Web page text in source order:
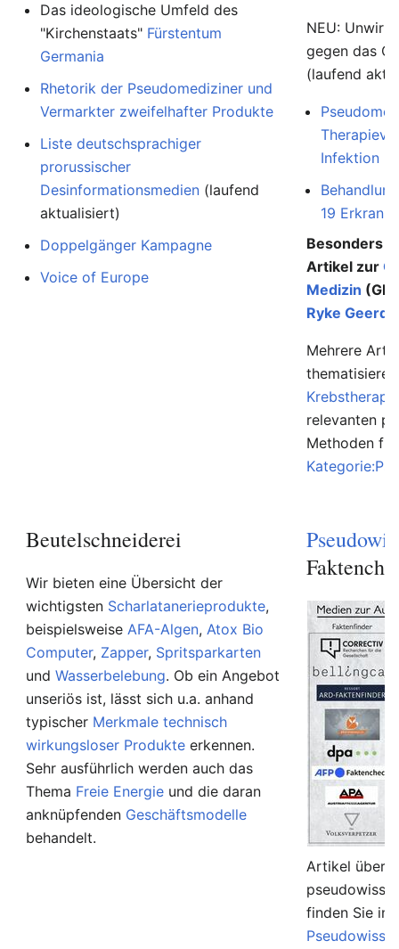
Das ideologische Umfeld des
"Kirchenstaats" Fürstentum
Germania
Rhetorik der Pseudomediziner und
Vermarkter zweifelhafter Produkte
Liste deutschsprachiger
prorussischer
Desinformationsmedien (laufend
aktualisiert)
Doppelgänger Kampagne
Voice of Europe
NEU:
gegen das
(laufend
Infektion
19
Besonders
Artikel zur
Medizin
Ryke Geerd
Mehrere
relevanten
Methoden
Beutelschneiderei
Wir bieten eine Übersicht der
wichtigsten Scharlatanerieprodukte,
beispielsweiseAFA-Algen,Atox Bio
Computer, Zapper, Spritsparkarten
undWasserbelebung. Ob ein Angebot
unseriös ist, lässt sich u.a. anhand
typischer Merkmale technisch
wirkungsloser Produkte erkennen.
Sehr ausführlich werden auch das
Thema Freie Energie und die daran
anknüpfenden Geschäftsmodelle
behandelt.
Artikel über
finden Sie in